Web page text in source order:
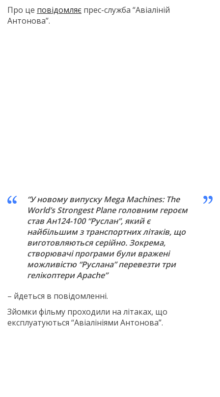
Про це повідомляє прес-служба “Авіаліній
Антонова”.
“У новому випуску Mega Machines: The
World’s Strongest Plane головним героєм
став Ан124-100 “Руслан”, який є
найбільшим з транспортних літаків, що
виготовляються серійно. Зокрема,
створювачі програми були вражені
можливістю “Руслана” перевезти три
гелікоптери Apache”
– йдеться в повідомленні.
Зйомки фільму проходили на літаках, що
експлуатуються “Авіалініями Антонова”.